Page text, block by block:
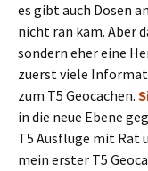
es gibt auch Dosen
nicht ran kam. Aber
sondern eher eine
zuerst viele
zum T5 Geocachen.
in die neue Ebene
T5 Ausflüge mit Rat
mein erster T5